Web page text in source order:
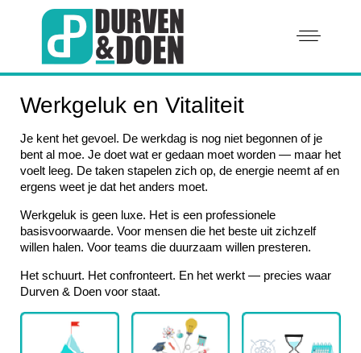
Werkgeluk en Vitaliteit
Je kent het gevoel. De werkdag is nog niet begonnen of je
bent al moe. Je doet wat er gedaan moet worden — maar het
voelt leeg. De taken stapelen zich op, de energie neemt af en
ergens weet je dat het anders moet.
Werkgeluk is geen luxe. Het is een professionele
basisvoorwaarde. Voor mensen die het beste uit zichzelf
willen halen. Voor teams die duurzaam willen presteren.
Het schuurt. Het confronteert. En het werkt — precies waar
Durven & Doen voor staat.